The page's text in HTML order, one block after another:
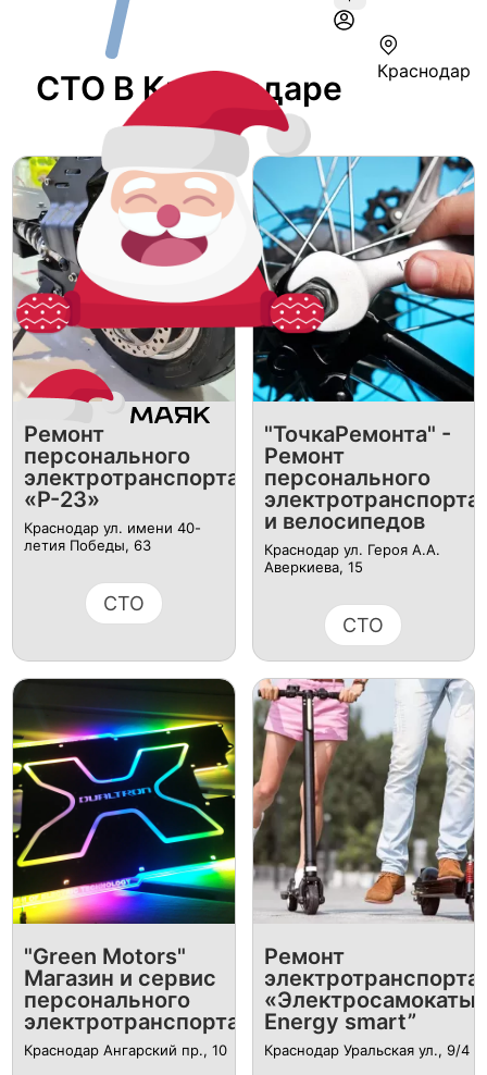
Краснодар
СТО В Краснодаре
Ремонт
персонального
электротранспорта
«Р-23»
Краснодар ул. имени 40-
летия Победы, 63
СТО
"ТочкаРемонта" -
Ремонт
персонального
электротранспорта
и велосипедов
Краснодар ул. Героя А.А.
Аверкиева, 15
СТО
"Green Motors"
Магазин и сервис
персонального
электротранспорта.
Краснодар Ангарский пр., 10
Ремонт
электротранспорта
«Электросамокаты
Energy smart”
Краснодар Уральская ул., 9/4